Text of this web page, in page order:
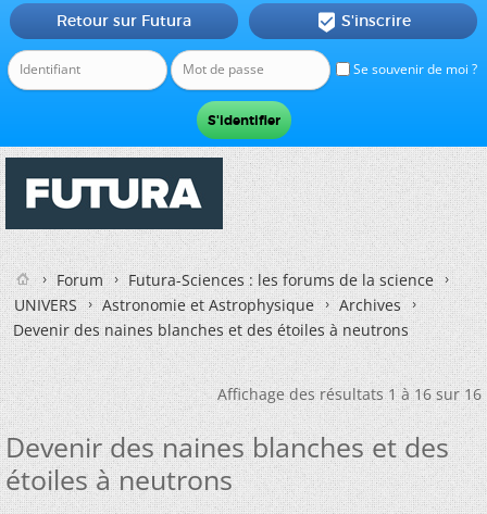
Se souvenir de moi ?
Retour sur Futura  S'inscrire
Forum
Futura-Sciences : les forums de la science
UNIVERS
Astronomie et Astrophysique
Archives
Devenir des naines blanches et des étoiles à neutrons
Affichage des résultats 1 à 16 sur 16
Devenir des naines blanches et des
étoiles à neutrons